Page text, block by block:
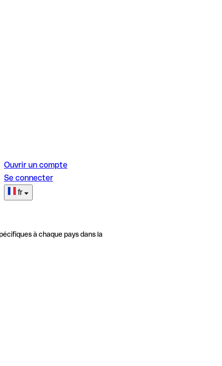
Ouvrir un compte
Se connecter
fr
à chaque pays dans la